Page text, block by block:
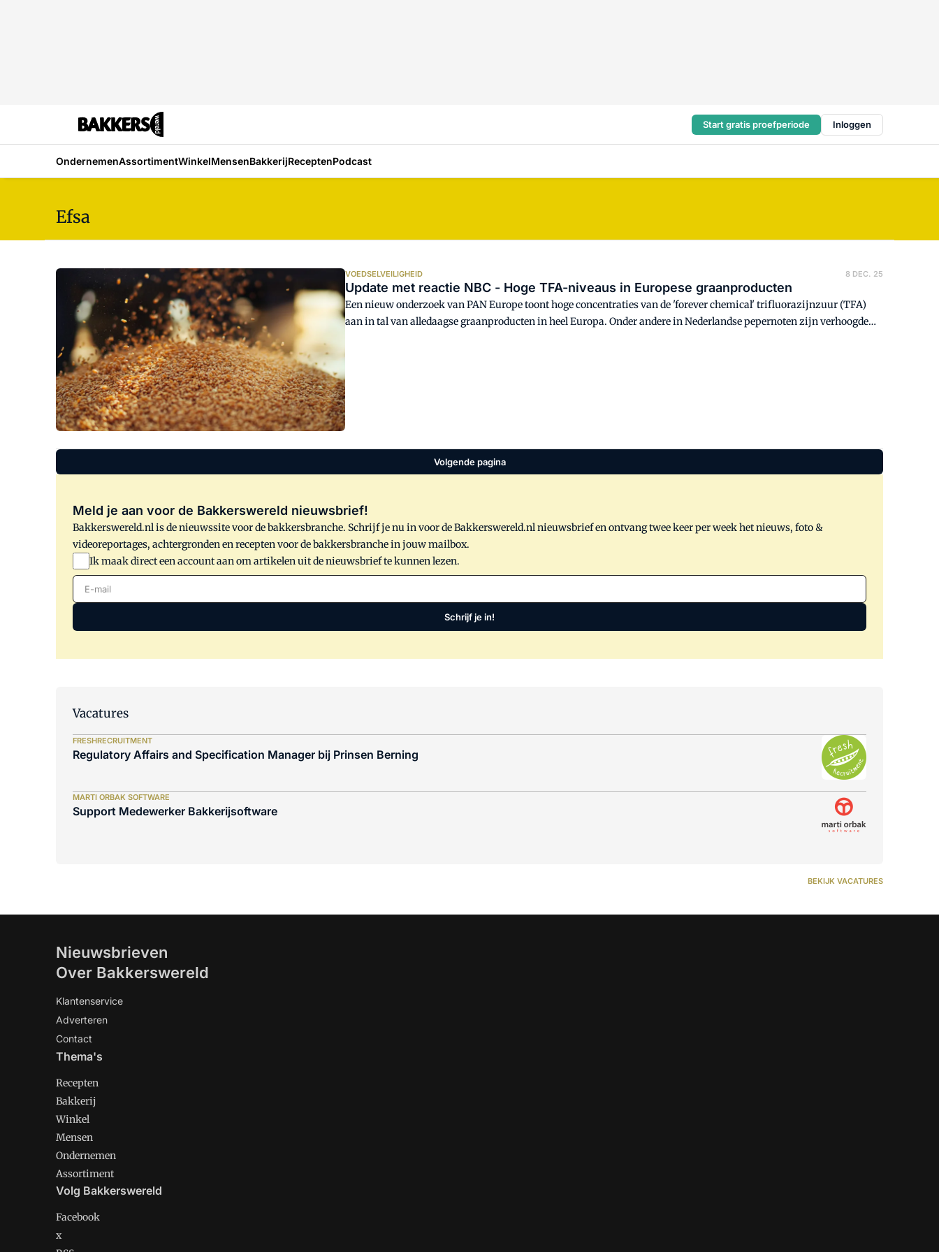
Start gratis proefperiode Inloggen
OndernemenAssortimentWinkelMensenBakkerijReceptenPodcast
Efsa
VOEDSELVEILIGHEID 8 DEC. 25
Update met reactie NBC - Hoge TFA-niveaus in Europese graanproducten
Een nieuw onderzoek van PAN Europe toont hoge concentraties van de 'forever chemical' trifluorazijnzuur (TFA)
aan in tal van alledaagse graanproducten in heel Europa. Onder andere in Nederlandse pepernoten zijn verhoogde
Volgende pagina
Meld je aan voor de Bakkerswereld nieuwsbrief!
Bakkerswereld.nl is de nieuwssite voor de bakkersbranche. Schrijf je nu in voor de Bakkerswereld.nl nieuwsbrief en ontvang twee keer per week het nieuws, foto &
videoreportages, achtergronden en recepten voor de bakkersbranche in jouw mailbox.
Ik maak direct een account aan om artikelen uit de nieuwsbrief te kunnen lezen.
E-mail
Schrijf je in!
Vacatures
FRESHRECRUITMENT
Regulatory Affairs and Specification Manager bij Prinsen Berning
MARTI ORBAK SOFTWARE
Support Medewerker Bakkerijsoftware
BEKIJK VACATURES
Nieuwsbrieven
Over Bakkerswereld
Klantenservice
Adverteren
Contact
Thema's
Recepten
Bakkerij
Winkel
Mensen
Ondernemen
Assortiment
Volg Bakkerswereld
Facebook
x